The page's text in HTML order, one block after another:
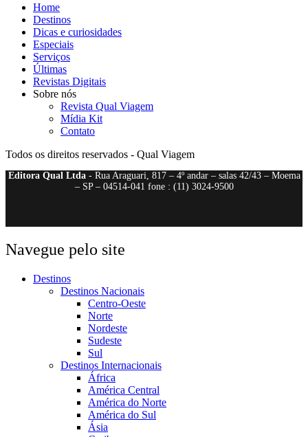
Home
Destinos
Dicas e curiosidades
Especiais
Serviços
Últimas
Revistas Digitais
Sobre nós
Revista Qual Viagem
Mídia Kit
Contato
Todos os direitos reservados - Qual Viagem
Editora Qual Ltda- Rua Araguari, 817 – 4º andar – salas 42/43 – Moema
– SP – 04514-041 fone : (11) 3024-9500
Navegue pelo site
Destinos
Destinos Nacionais
Centro-Oeste
Norte
Nordeste
Sudeste
Sul
Destinos Internacionais
África
América Central
América do Norte
América do Sul
Ásia